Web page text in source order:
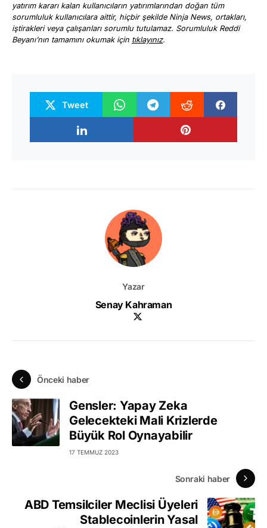
yatırım kararı kalan kullanıcıların yatırımlarından doğan tüm
sorumluluk kullanıcılara aittir, hiçbir şekilde Ninja News, ortakları,
iştirakleri veya çalışanları sorumlu tutulamaz. Sorumluluk Reddi
Beyanı’nın tamamını okumak için tıklayınız.
Tweet
Yazar
Senay Kahraman
Önceki haber
Gensler: Yapay Zeka
Gelecekteki Mali Krizlerde
Büyük Rol Oynayabilir
17 TEMMUZ 2023
Sonraki haber
ABD Temsilciler Meclisi Üyeleri
Stablecoinlerin Yasal